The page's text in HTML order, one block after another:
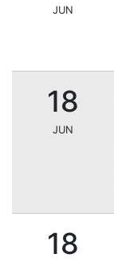
JUN
18
JUN
18